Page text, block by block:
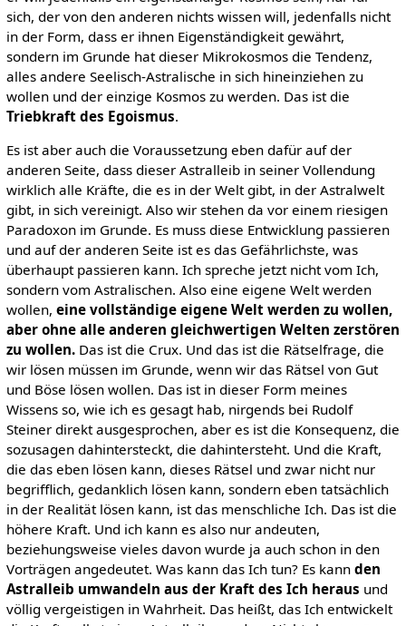
sich, der von den anderen nichts wissen will, jedenfalls nicht
in der Form, dass er ihnen Eigenständigkeit gewährt,
sondern im Grunde hat dieser Mikrokosmos die Tendenz,
alles andere Seelisch-Astralische in sich hineinziehen zu
wollen und der einzige Kosmos zu werden. Das ist die
Triebkraft des Egoismus.
Es ist aber auch die Voraussetzung eben dafür auf der
anderen Seite, dass dieser Astralleib in seiner Vollendung
wirklich alle Kräfte, die es in der Welt gibt, in der Astralwelt
gibt, in sich vereinigt. Also wir stehen da vor einem riesigen
Paradoxon im Grunde. Es muss diese Entwicklung passieren
und auf der anderen Seite ist es das Gefährlichste, was
überhaupt passieren kann. Ich spreche jetzt nicht vom Ich,
sondern vom Astralischen. Also eine eigene Welt werden
wollen, eine vollständige eigene Welt werden zu wollen,
aber ohne alle anderen gleichwertigen Welten zerstören
zu wollen.Das ist die Crux. Und das ist die Rätselfrage, die
wir lösen müssen im Grunde, wenn wir das Rätsel von Gut
und Böse lösen wollen. Das ist in dieser Form meines
Wissens so, wie ich es gesagt hab, nirgends bei Rudolf
Steiner direkt ausgesprochen, aber es ist die Konsequenz, die
sozusagen dahintersteckt, die dahintersteht. Und die Kraft,
die das eben lösen kann, dieses Rätsel und zwar nicht nur
begrifflich, gedanklich lösen kann, sondern eben tatsächlich
in der Realität lösen kann, ist das menschliche Ich. Das ist die
höhere Kraft. Und ich kann es also nur andeuten,
beziehungsweise vieles davon wurde ja auch schon in den
Vorträgen angedeutet. Was kann das Ich tun? Es kann den
Astralleib umwandeln aus der Kraft des Ich heraus und
völlig vergeistigen in Wahrheit. Das heißt, das Ich entwickelt